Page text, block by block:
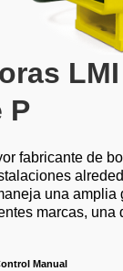
P
fabricante de
una amplia
marcas, una
Manual